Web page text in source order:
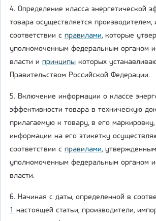
4. Определение класса энергетической
товара осуществляется производителем,
соответствии с правилами, которые
уполномоченным федеральным органом
власти и принципы которых
Правительством Российской Федерации.
5. Включение информации о классе
эффективности товара в техническую
прилагаемую к товару, в его
информации на его этикетку
соответствии с правилами,
уполномоченным федеральным органом
власти.
6. Начиная с даты, определенной в
1 настоящей статьи, производители,